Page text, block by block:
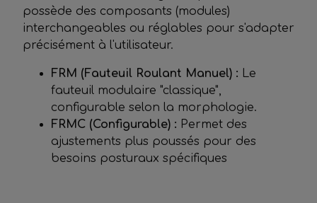
possède des composants (modules)
interchangeables ou réglables pour s'adapter
précisément à l'utilisateur.
FRM (Fauteuil Roulant Manuel) : Le
fauteuil modulaire "classique",
configurable selon la morphologie.
FRMC (Configurable) : Permet des
ajustements plus poussés pour des
besoins posturaux spécifiques